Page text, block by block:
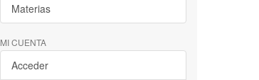
Materias
MI CUENTA
Acceder